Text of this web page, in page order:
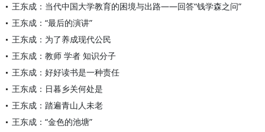
王东成：当代中国大学教育的困境与出路——回答“钱学森之问”
王东成：“最后的演讲”
王东成：为了养成现代公民
王东成：教师 学者 知识分子
王东成：好好读书是一种责任
王东成：日暮乡关何处是
王东成：踏遍青山人未老
王东成：“金色的池塘”